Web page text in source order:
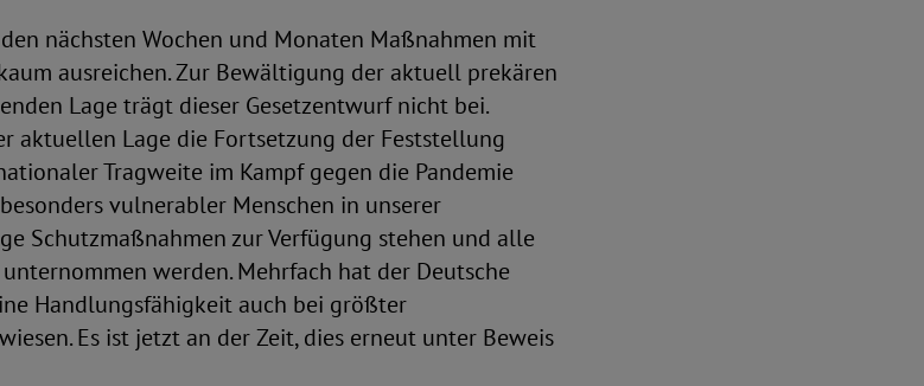
nächsten Wochen und Monaten Maßnahmen mit
ausreichen. Zur Bewältigung der aktuell prekären
Lage trägt dieser Gesetzentwurf nicht bei.
aktuellen Lage die Fortsetzung der Feststellung
Tragweite im Kampf gegen die Pandemie
vulnerabler Menschen in unserer
Schutzmaßnahmen zur Verfügung stehen und alle
werden. Mehrfach hat der Deutsche
Handlungsfähigkeit auch bei größter
Es ist jetzt an der Zeit, dies erneut unter Beweis